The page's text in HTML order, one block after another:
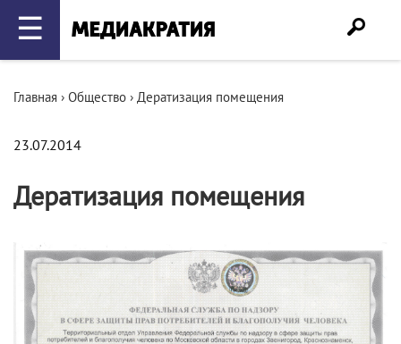
☰
Главная › Общество › Дератизация помещения
23.07.2014
Дератизация помещения